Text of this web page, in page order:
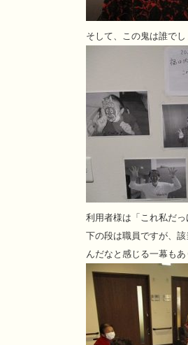
そして、この鬼は誰で
利用者様は「これ私だ
下の段は職員ですが、
んだなと感じる一幕も